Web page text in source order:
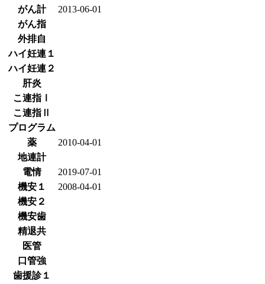
がん計
2013-06-01
がん指
外排自
ハイ妊連１
ハイ妊連２
肝炎
こ連指Ⅰ
こ連指Ⅱ
プログラム
薬
2010-04-01
地連計
電情
2019-07-01
機安１
2008-04-01
機安２
機安歯
精退共
医管
口管強
歯援診１